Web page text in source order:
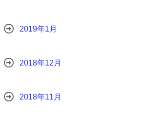
2019年1月
2018年12月
2018年11月